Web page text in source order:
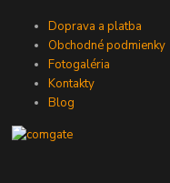
Doprava a platba
Obchodné podmienky
Fotogaléria
Kontakty
Blog